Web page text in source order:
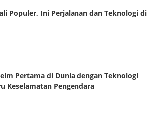
Populer, Ini Perjalanan dan Teknologi di
Pertama di Dunia dengan Teknologi
Keselamatan Pengendara